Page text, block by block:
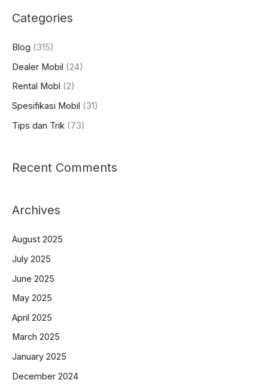
Categories
Blog (315)
Dealer Mobil (24)
Rental Mobl (2)
Spesifikasi Mobil (31)
Tips dan Trik (73)
Recent Comments
Archives
August 2025
July 2025
June 2025
May 2025
April 2025
March 2025
January 2025
December 2024